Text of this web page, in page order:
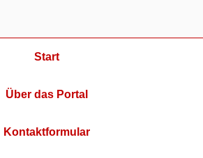
Start
Über das Portal
Kontaktformular